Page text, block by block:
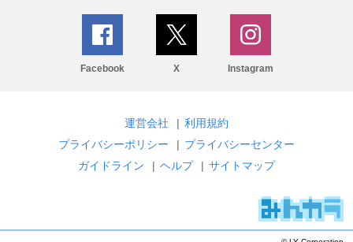
Facebook X Instagram
運営会社 | 利用規約
プライバシーポリシー
| プライバシーセンター
ガイドライン
| ヘルプ | サイトマップ